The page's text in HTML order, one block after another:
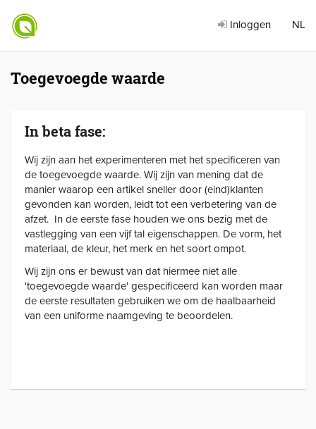
Inloggen NL
Toegevoegde waarde
In beta fase:
Wij zijn aan het experimenteren met het specificeren van
de toegevoegde waarde. Wij zijn van mening dat de
manier waarop een artikel sneller door (eind)klanten
gevonden kan worden, leidt tot een verbetering van de
afzet. In de eerste fase houden we ons bezig met de
vastlegging van een vijf tal eigenschappen. De vorm, het
materiaal, de kleur, het merk en het soort ompot.
Wij zijn ons er bewust van dat hiermee niet alle
'toegevoegde waarde' gespecificeerd kan worden maar
de eerste resultaten gebruiken we om de haalbaarheid
van een uniforme naamgeving te beoordelen.